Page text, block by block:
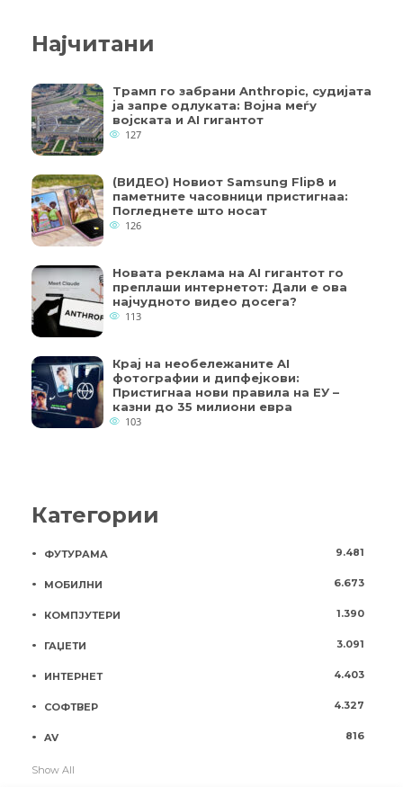
Најчитани
Трамп го забрани Anthropic, судијата
ја запре одлуката: Војна меѓу
војската и AI гигантот
127
(ВИДЕО) Новиот Samsung Flip8 и
паметните часовници пристигнаа:
Погледнете што носат
126
Новата реклама на AI гигантот го
преплаши интернетот: Дали е ова
најчудното видео досега?
113
Крај на необележаните AI
фотографии и дипфејкови:
Пристигнаа нови правила на ЕУ –
казни до 35 милиони евра
103
Категории
ФУТУРАМА 9.481
МОБИЛНИ 6.673
КОМПЈУТЕРИ 1.390
ГАЏЕТИ 3.091
ИНТЕРНЕТ 4.403
СОФТВЕР 4.327
AV 816
Show All